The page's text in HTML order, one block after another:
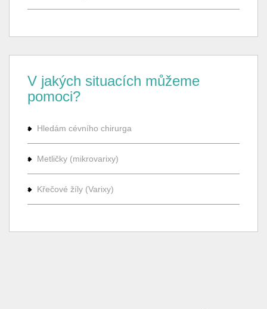
V jakých situacích můžeme
pomoci?
Hledám cévního chirurga
Metličky (mikrovarixy)
Křečové žíly (Varixy)